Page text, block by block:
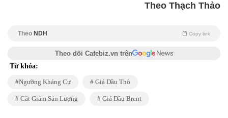
Theo Thạch Thảo
Theo NDH Copy link
Theo dõi Cafebiz.vn trên
Từ khóa:
Ngưỡng Kháng Cự Giá Dầu Thô
Cắt Giảm Sản Lượng Giá Dầu Brent